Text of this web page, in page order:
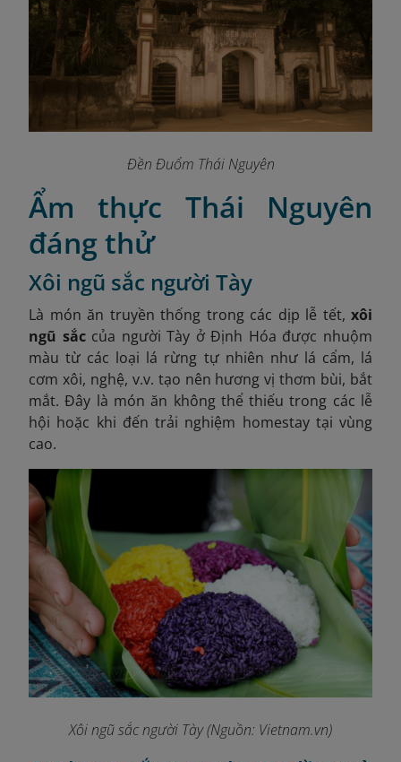
Đền Đuổm Thái Nguyên
Ẩm thực Thái Nguyên
đáng thử
Xôi ngũ sắc người Tày
Là món ăn truyền thống trong các dịp lễ tết, xôi
ngũ sắccủa người Tày ở Định Hóa được nhuộm
màu từ các loại lá rừng tự nhiên như lá cẩm, lá
cơm xôi, nghệ, v.v. tạo nên hương vị thơm bùi, bắt
mắt. Đây là món ăn không thể thiếu trong các lễ
hội hoặc khi đến trải nghiệm homestay tại vùng
cao.
Xôi ngũ sắc người Tày (Nguồn: Vietnam.vn)